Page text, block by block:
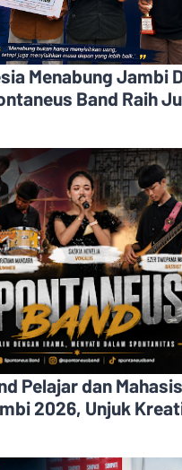
Menabung Jambi
Band Raih
Pelajar dan
Pelajar dan
2026, Unjuk
Budayo,
2